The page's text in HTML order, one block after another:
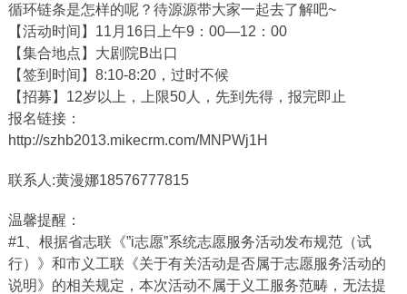
循环链条是怎样的呢？待源源带大家一起去了解吧~
【活动时间】11月16日上午9：00—12：00
【集合地点】大剧院B出口
【签到时间】8:10-8:20，过时不候
【招募】12岁以上，上限50人，先到先得，报完即止
报名链接：
http://szhb2013.mikecrm.com/MNPWj1H
联系人:黄漫娜18576777815
温馨提醒：
#1、根据省志联《”i志愿”系统志愿服务活动发布规范（试
行）》和市义工联《关于有关活动是否属于志愿服务活动的
说明》的相关规定，本次活动不属于义工服务范畴，无法提